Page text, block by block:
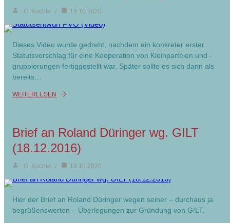
G. Kuchta 19.10.2020
Dieses Video wurde gedreht, nachdem ein konkreter erster
Statutsvorschlag für eine Kooperation von Kleinparteien und -
gruppierungen fertiggestellt war. Später sollte es sich dann als
bereits…
WEITERLESEN
Brief an Roland Düringer wg. GILT
(18.12.2016)
G. Kuchta 18.10.2020
Hier der Brief an Roland Düringer wegen seiner – durchaus ja
begrüßenswerten – Überlegungen zur Gründung von G!LT.